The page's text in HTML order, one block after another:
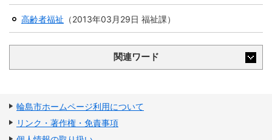
l
s
h
文
体
中
한
국
어
事業者の方へ
税 入札・契約
都市整備 産業・雇用
観光情報
高齢者福祉 （2013年03月29日 福祉課）
関連ワード
輪島市ホームページ利用について
リンク・著作権・免責事項